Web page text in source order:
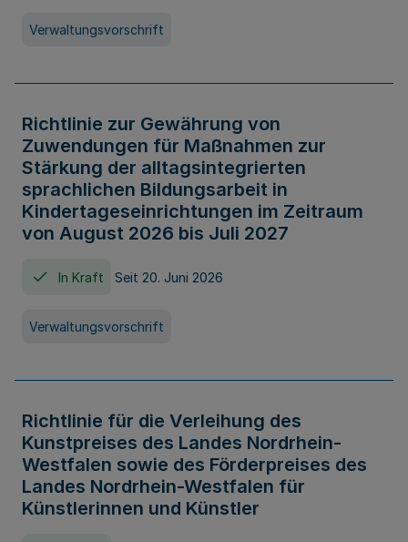
Verwaltungsvorschrift
Richtlinie zur Gewährung von
Zuwendungen für Maßnahmen zur
Stärkung der alltagsintegrierten
sprachlichen Bildungsarbeit in
Kindertageseinrichtungen im Zeitraum
von August 2026 bis Juli 2027
In Kraft Seit 20. Juni 2026
Verwaltungsvorschrift
Richtlinie für die Verleihung des
Kunstpreises des Landes Nordrhein-
Westfalen sowie des Förderpreises des
Landes Nordrhein-Westfalen für
Künstlerinnen und Künstler